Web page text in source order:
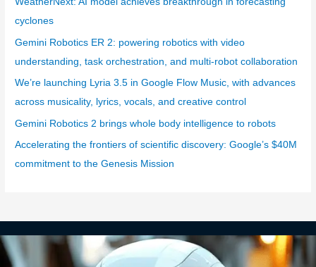
cyclones
Gemini Robotics ER 2: powering robotics with video
understanding, task orchestration, and multi-robot collaboration
We’re launching Lyria 3.5 in Google Flow Music, with advances
across musicality, lyrics, vocals, and creative control
Gemini Robotics 2 brings whole body intelligence to robots
Accelerating the frontiers of scientific discovery: Google’s $40M
commitment to the Genesis Mission